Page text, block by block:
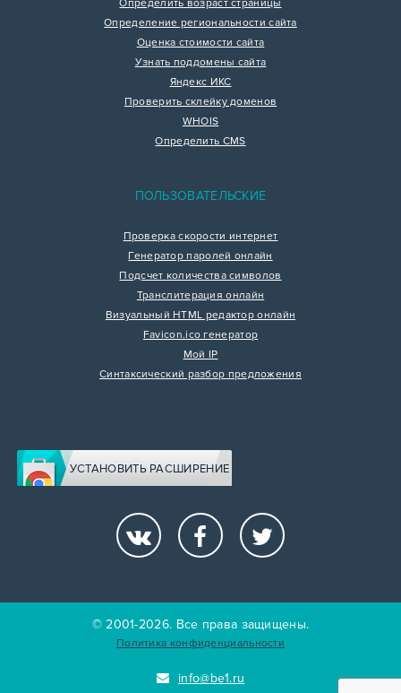
Определить возраст страницы
Определение региональности сайта
Оценка стоимости сайта
Узнать поддомены сайта
Яндекс ИКС
Проверить склейку доменов
WHOIS
Определить CMS
ПОЛЬЗОВАТЕЛЬСКИЕ
Проверка скорости интернет
Генератор паролей онлайн
Подсчет количества символов
Транслитерация онлайн
Визуальный HTML редактор онлайн
Favicon.ico генератор
Мой IP
Синтаксический разбор предложения
УСТАНОВИТЬ РАСШИРЕНИЕ
© 2001-2026. Все права защищены.
Политика конфиденциальности
info@be1.ru